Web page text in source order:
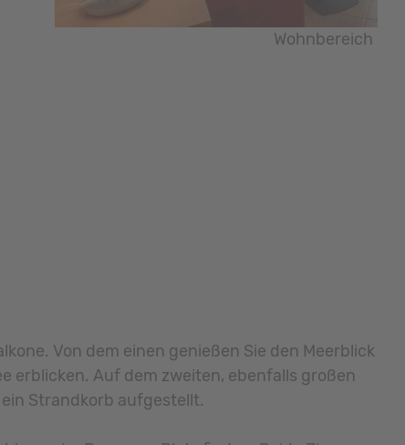
Wohnbereich
Von dem einen genießen Sie den Meerblick
erblicken. Auf dem zweiten, ebenfalls großen
Strandkorb aufgestellt.